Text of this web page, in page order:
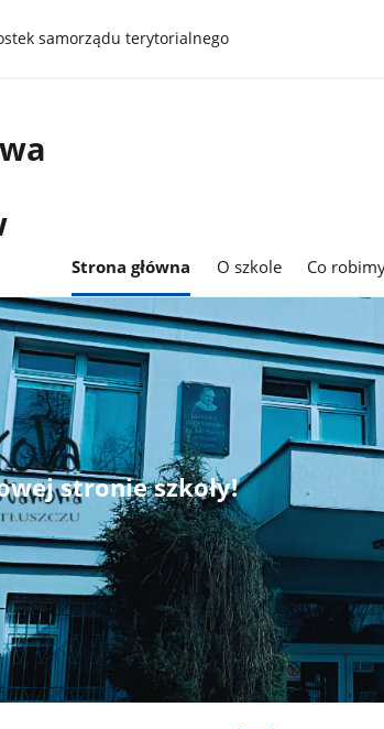
samorządu terytorialnego
Strona główna O szkole Co
stronie szkoły!